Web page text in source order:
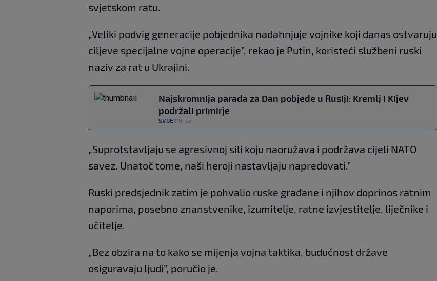
svjetskom ratu.
„Veliki podvig generacije pobjednika nadahnjuje vojnike koji danas ostvaruju
ciljeve specijalne vojne operacije”, rekao je Putin, koristeći službeni ruski
naziv za rat u Ukrajini.
Najskromnija parada za Dan pobjede u Rusiji: Kremlj i Kijev
podržali primirje
SVIJET 9. svi.
„Suprotstavljaju se agresivnoj sili koju naoružava i podržava cijeli NATO
savez. Unatoč tome, naši heroji nastavljaju napredovati.”
Ruski predsjednik zatim je pohvalio ruske građane i njihov doprinos ratnim
naporima, posebno znanstvenike, izumitelje, ratne izvjestitelje, liječnike i
učitelje.
„Bez obzira na to kako se mijenja vojna taktika, budućnost države
osiguravaju ljudi”, poručio je.